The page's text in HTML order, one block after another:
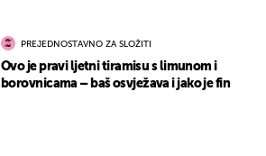
PREJEDNOSTAVNO ZA SLOŽITI
Ovo je pravi ljetni tiramisu s limunom i
borovnicama – baš osvježava i jako je fin